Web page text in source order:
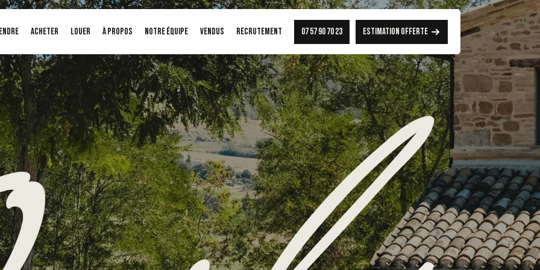
ACHETER LOUER À PROPOS Notre équipe Vendus Recrutement 07 57 90 70 23 Estimation offerte